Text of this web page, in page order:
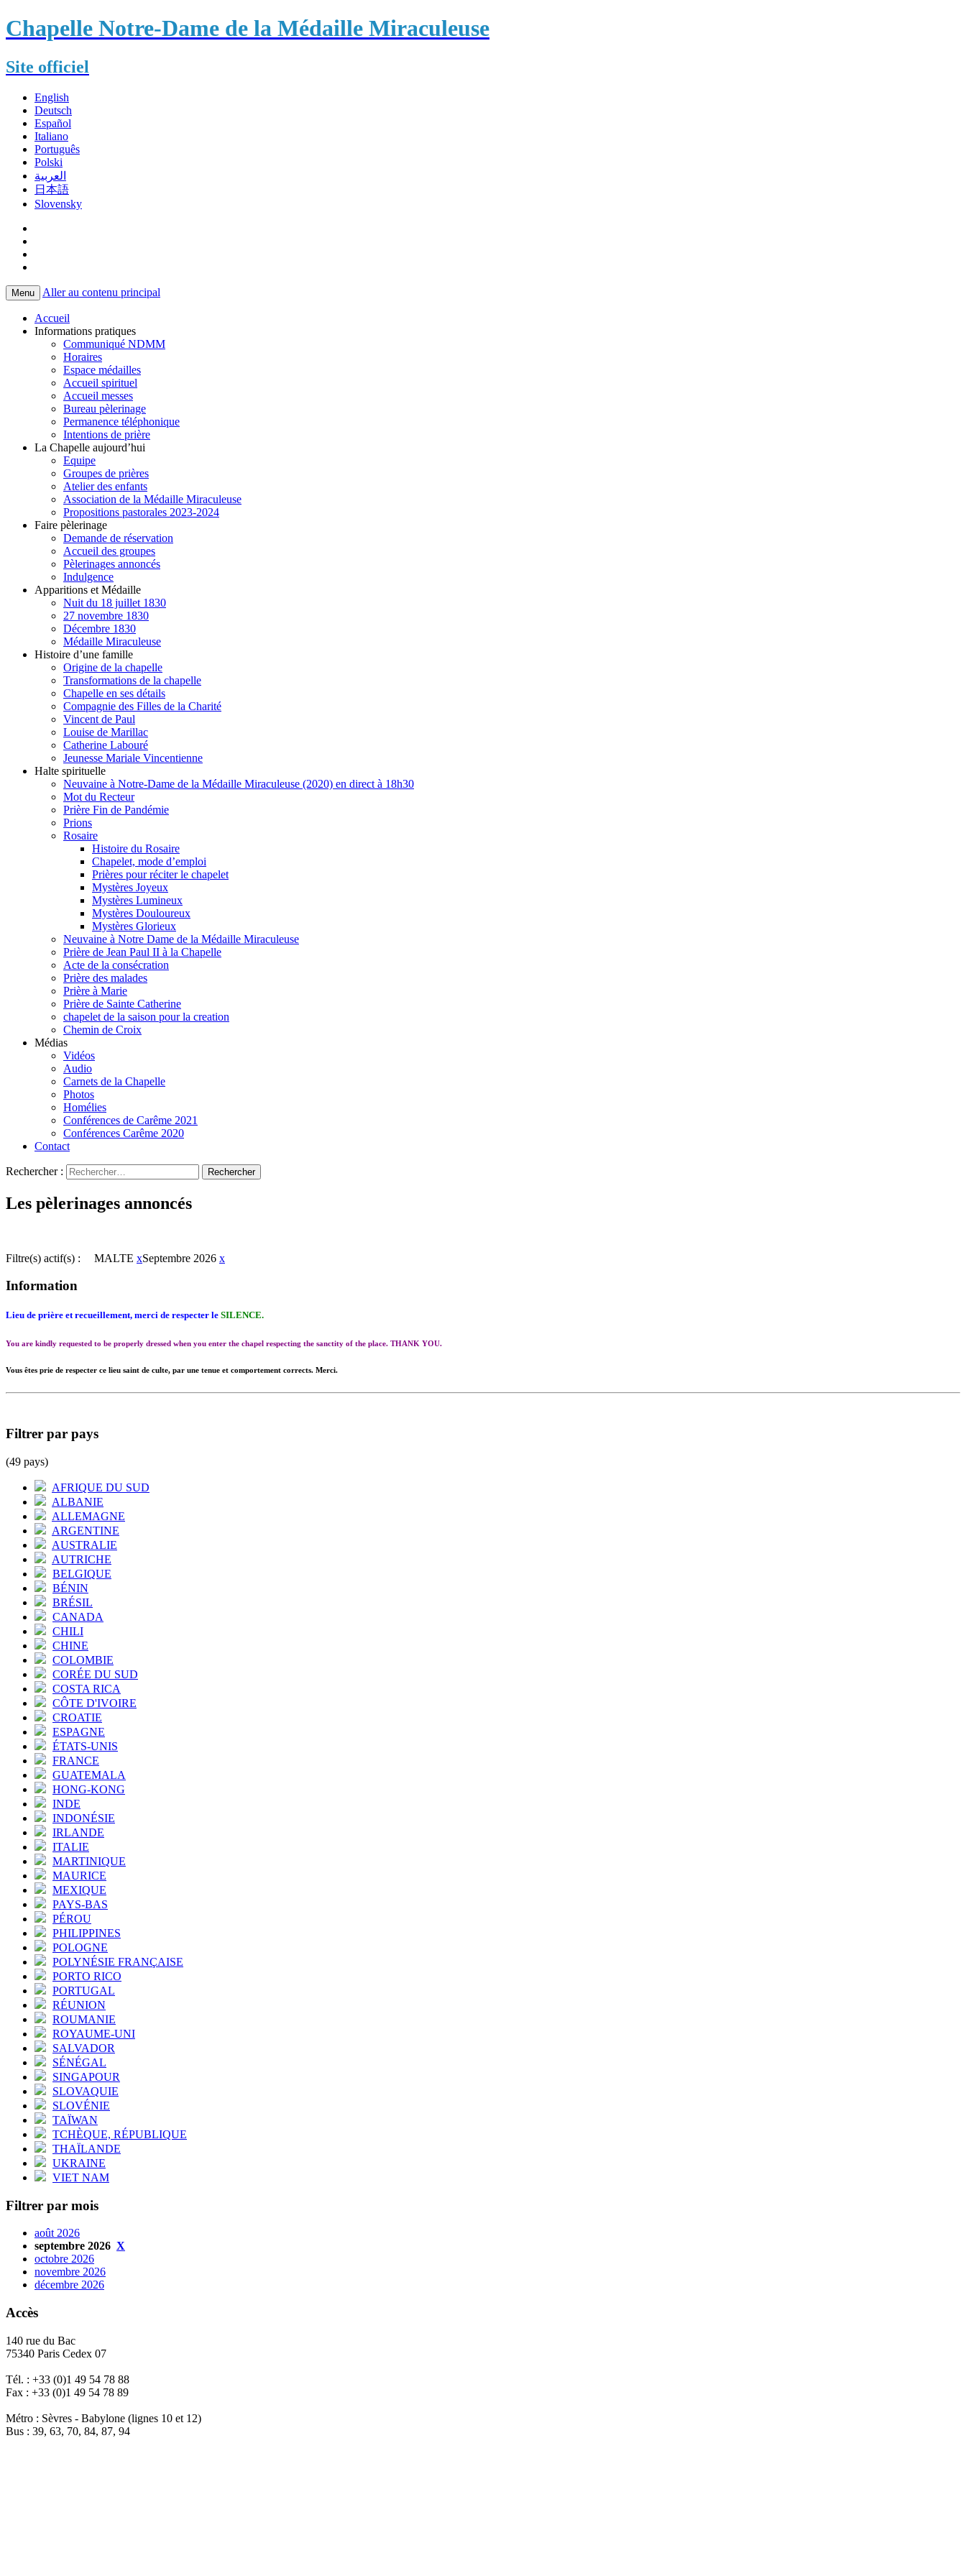
Chapelle Notre-Dame de la Médaille Miraculeuse
Site officiel
English
Deutsch
Español
Italiano
Português
Polski
العربية
日本語
Slovensky
Menu Aller au contenu principal
Accueil
Informations pratiques
Communiqué NDMM
Horaires
Espace médailles
Accueil spirituel
Accueil messes
Bureau pèlerinage
Permanence téléphonique
Intentions de prière
La Chapelle aujourd’hui
Equipe
Groupes de prières
Atelier des enfants
Association de la Médaille Miraculeuse
Propositions pastorales 2023-2024
Faire pèlerinage
Demande de réservation
Accueil des groupes
Pèlerinages annoncés
Indulgence
Apparitions et Médaille
Nuit du 18 juillet 1830
27 novembre 1830
Décembre 1830
Médaille Miraculeuse
Histoire d’une famille
Origine de la chapelle
Transformations de la chapelle
Chapelle en ses détails
Compagnie des Filles de la Charité
Vincent de Paul
Louise de Marillac
Catherine Labouré
Jeunesse Mariale Vincentienne
Halte spirituelle
Neuvaine à Notre-Dame de la Médaille Miraculeuse (2020) en direct à 18h30
Mot du Recteur
Prière Fin de Pandémie
Prions
Rosaire
Histoire du Rosaire
Chapelet, mode d’emploi
Prières pour réciter le chapelet
Mystères Joyeux
Mystères Lumineux
Mystères Douloureux
Mystères Glorieux
Neuvaine à Notre Dame de la Médaille Miraculeuse
Prière de Jean Paul II à la Chapelle
Acte de la consécration
Prière des malades
Prière à Marie
Prière de Sainte Catherine
chapelet de la saison pour la creation
Chemin de Croix
Médias
Vidéos
Audio
Carnets de la Chapelle
Photos
Homélies
Conférences de Carême 2021
Conférences Carême 2020
Contact
Rechercher :
Les pèlerinages annoncés
Filtre(s) actif(s) : MALTE xSeptembre 2026 x
Information
Lieu de prière et recueillement, merci de respecter le SILENCE.
You are kindly requested to be properly dressed when you enter the chapel respecting the sanctity of the place. THANK YOU.
Vous êtes prie de respecter ce lieu saint de culte, par une tenue et comportement corrects. Merci.
Filtrer par pays
(49 pays)
AFRIQUE DU SUD
ALBANIE
ALLEMAGNE
ARGENTINE
AUSTRALIE
AUTRICHE
BELGIQUE
BÉNIN
BRÉSIL
CANADA
CHILI
CHINE
COLOMBIE
CORÉE DU SUD
COSTA RICA
CÔTE D'IVOIRE
CROATIE
ESPAGNE
ÉTATS-UNIS
FRANCE
GUATEMALA
HONG-KONG
INDE
INDONÉSIE
IRLANDE
ITALIE
MARTINIQUE
MAURICE
MEXIQUE
PAYS-BAS
PÉROU
PHILIPPINES
POLOGNE
POLYNÉSIE FRANÇAISE
PORTO RICO
PORTUGAL
RÉUNION
ROUMANIE
ROYAUME-UNI
SALVADOR
SÉNÉGAL
SINGAPOUR
SLOVAQUIE
SLOVÉNIE
TAÏWAN
TCHÈQUE, RÉPUBLIQUE
THAÏLANDE
UKRAINE
VIET NAM
Filtrer par mois
août 2026
septembre 2026 X
octobre 2026
novembre 2026
décembre 2026
Accès
140 rue du Bac
75340 Paris Cedex 07
Tél. : +33 (0)1 49 54 78 88
Fax : +33 (0)1 49 54 78 89
Métro : Sèvres - Babylone (lignes 10 et 12)
Bus : 39, 63, 70, 84, 87, 94